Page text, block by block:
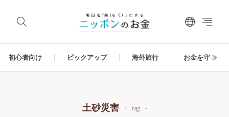
初心者向け ピックアップ 海外旅行 お金を守る
土砂災害 tag